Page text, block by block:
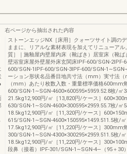
右ページから抽出された内容
ストーンエッジNX［床用］クォーツサイト調の
ままに、リアルな素材表現を加えてリニューアル
質］｜施釉屋内壁屋内床（靴ばき）居室床（靴ば
壁浴室床屋外壁屋外床玄関床IPF‐600/
600/SGN‐1IPF‐600/SGN‐3IPF‐600/
ーション形状名品番目地共寸法（mm）実寸法（
（mm）あたり枚数入数・重量標準価格600mm
600/SGN‐1∼SGN‐4600×600595×5959.52.8枚/㎡
21.5kg12,900円/㎡［13,820円/ケース］
630/SGN‐1∼SGN‐4600×300595×2959.55.7枚/㎡
18.5kg12,900円/㎡［11,320円/ケース］
615/SGN‐1∼SGN‐4600×150595×1459.511.5枚/
17.5kg12,900円/㎡［11,220円/ケース］300mm
300/SGN‐1∼SGN‐4300×300295×2959.511.5枚/
18.5kg12,900円/㎡［11,220円/ケース］
段鼻（接着）IPF‐301/SGN‐1∼SGN‐4―（95＋30